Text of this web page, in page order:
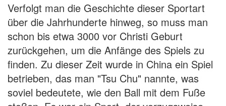
Verfolgt man die Geschichte dieser Sportart
über die Jahrhunderte hinweg, so muss man
schon bis etwa 3000 vor Christi Geburt
zurückgehen, um die Anfänge des Spiels zu
finden. Zu dieser Zeit wurde in China ein Spiel
betrieben, das man "Tsu Chu" nannte, was
soviel bedeutete, wie den Ball mit dem Fuße